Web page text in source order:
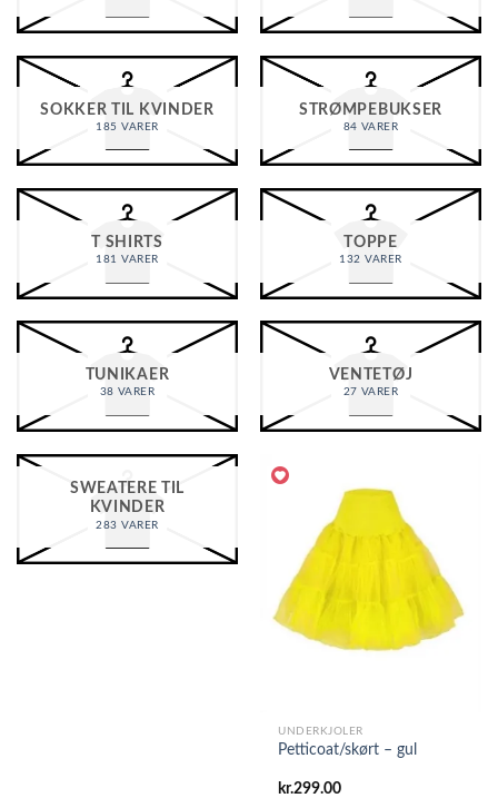
SOKKER TIL KVINDER
185 VARER
STRØMPEBUKSER
84 VARER
T SHIRTS
181 VARER
TOPPE
132 VARER
TUNIKAER
38 VARER
VENTETØJ
27 VARER
SWEATERE TIL
KVINDER
283 VARER
UNDERKJOLER
Petticoat/skørt – gul
kr.299.00